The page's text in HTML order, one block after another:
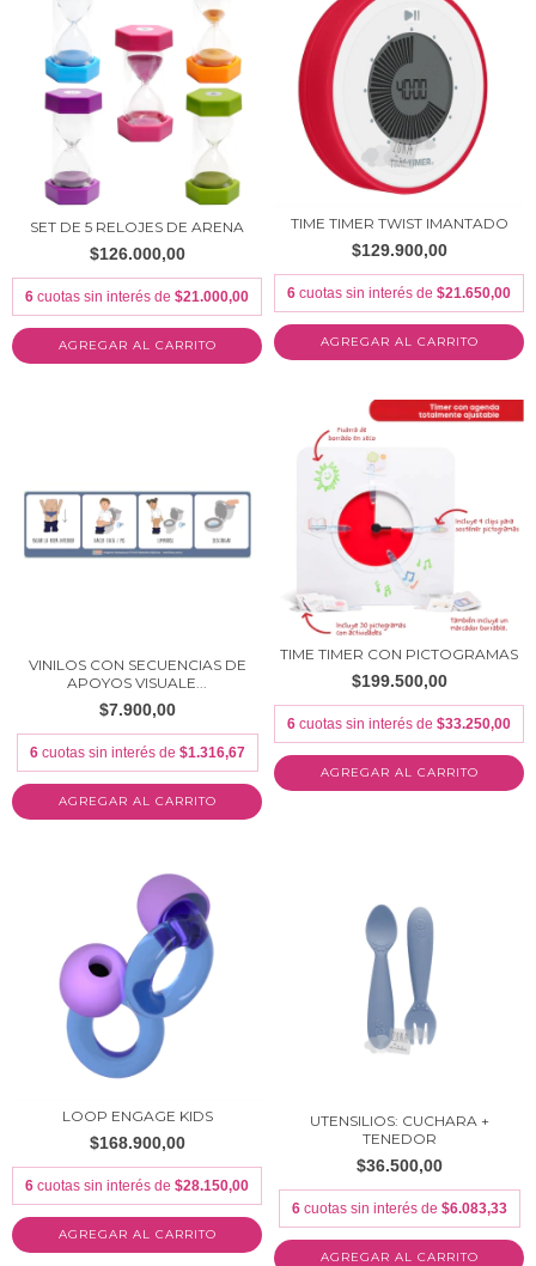
SET DE 5 RELOJES DE ARENA
$126.000,00
6 cuotas sin interés de $21.000,00
TIME TIMER TWIST IMANTADO
$129.900,00
6 cuotas sin interés de $21.650,00
VINILOS CON SECUENCIAS DE
APOYOS VISUALE...
$7.900,00
6 cuotas sin interés de $1.316,67
AGREGAR AL CARRITO
TIME TIMER CON PICTOGRAMAS
$199.500,00
6 cuotas sin interés de $33.250,00
LOOP ENGAGE KIDS
$168.900,00
6 cuotas sin interés de $28.150,00
AGREGAR AL CARRITO
UTENSILIOS: CUCHARA +
TENEDOR
$36.500,00
6 cuotas sin interés de $6.083,33
AGREGAR AL CARRITO